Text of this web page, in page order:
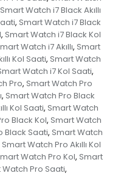
Smart Watch i7 Black Akıllı
, Smart Watch i7 Black
, Smart Watch i7 Black Kol
Watch i7 Akıllı, Smart
Kol Saati, Smart Watch
Watch i7 Kol Saati,
Pro, Smart Watch Pro
, Smart Watch Pro Black
Kol Saati, Smart Watch
Black Kol, Smart Watch
Black Saati, Smart Watch
Smart Watch Pro Akıllı Kol
Watch Pro Kol, Smart
Watch Pro Saati,